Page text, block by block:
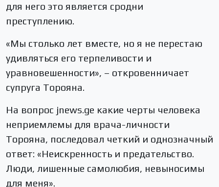
для него это является сродни
преступлению.
«Мы столько лет вместе, но я не перестаю
удивляться его терпеливости и
уравновешенности», – откровенничает
супруга Торояна.
На вопрос jnews.ge какие черты человека
неприемлемы для врача-личности
Торояна, последовал четкий и однозначный
ответ: «Неискренность и предательство.
Люди, лишенные самолюбия, невыносимы
для меня».